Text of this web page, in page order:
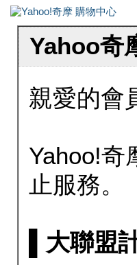
Yahoo奇
親愛的會
Yahoo!奇
止服務。
▌大聯盟